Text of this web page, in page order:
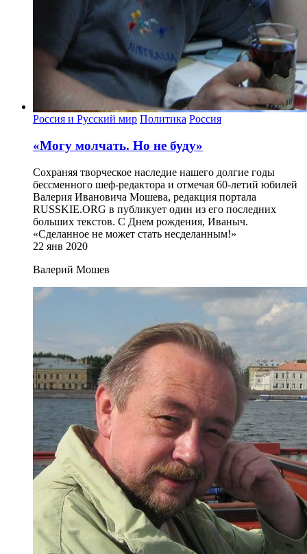
Россия и Русский мир Политика Россия
«Могу молчать. Но не буду»
Сохраняя творческое наследие нашего долгие годы
бессменного шеф-редактора и отмечая 60-летий юбилей
Валерия Ивановича Мошева, редакция портала
RUSSKIE.ORG в публикует один из его последних
больших текстов. С Днем рождения, Иваныч.
«Сделанное не может стать несделанным!»
22 янв 2020
Валерий Мошев